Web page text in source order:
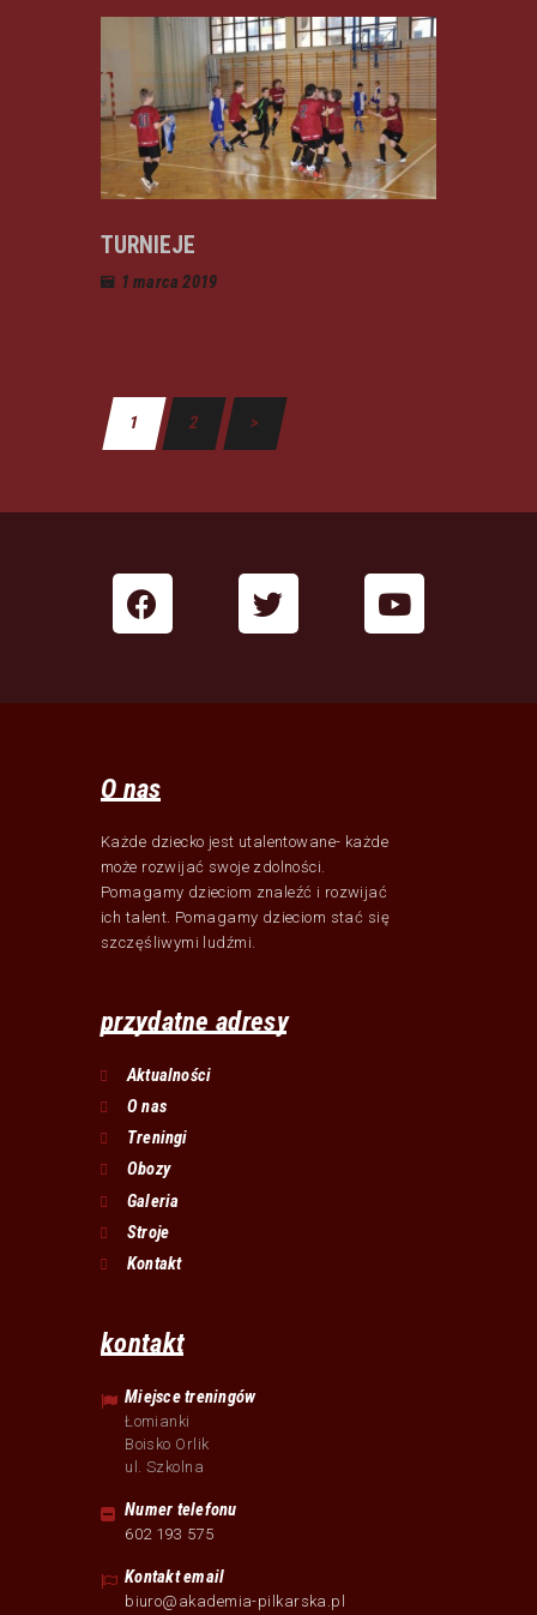
TURNIEJE
1 marca 2019
1 2 >
O nas
Każde dziecko jest utalentowane- każde
może rozwijać swoje zdolności.
Pomagamy dzieciom znaleźć i rozwijać
ich talent. Pomagamy dzieciom stać się
szczęśliwymi ludźmi.
przydatne adresy
Aktualności
O nas
Treningi
Obozy
Galeria
Stroje
Kontakt
kontakt
Miejsce treningów
Łomianki
Boisko Orlik
ul. Szkolna
Numer telefonu
602 193 575
Kontakt email
biuro@akademia-pilkarska.pl